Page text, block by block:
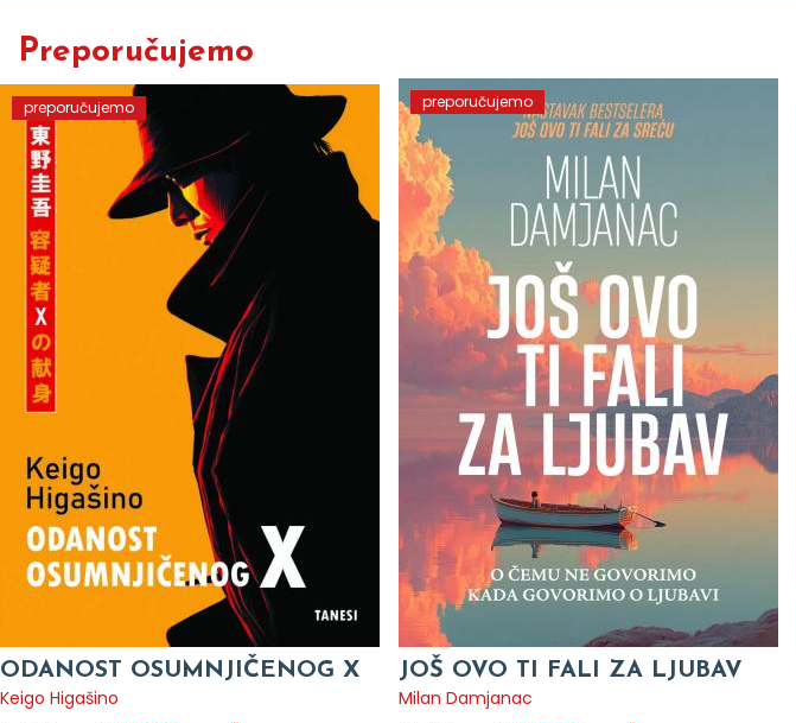
Preporučujemo
preporučujemo
ODANOST OSUMNJIČENOG X
Keigo Higašino
preporučujemo
JOŠ OVO TI FALI ZA LJUBAV
Milan Damjanac